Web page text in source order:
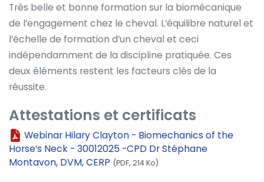
Très belle et bonne formation sur la biomécanique
de l’engagement chez le cheval. L’équilibre naturel et
l’échelle de formation d’un cheval et ceci
indépendamment de la discipline pratiquée. Ces
deux éléments restent les facteurs clés de la
réussite.
Attestations et certificats
Webinar Hilary Clayton - Biomechanics of the
Horse’s Neck - 30012025 -CPD Dr Stéphane
Montavon, DVM, CERP (PDF, 214 Ko)